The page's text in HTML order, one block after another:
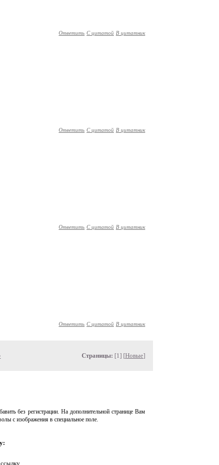
Ответить С цитатой В цитатник
Ответить С цитатой В цитатник
Ответить С цитатой В цитатник
Ответить С цитатой В цитатник
Страницы: [1] [Новые]
без регистрации. На дополнительной странице Вам
с изображения в специальное поле.